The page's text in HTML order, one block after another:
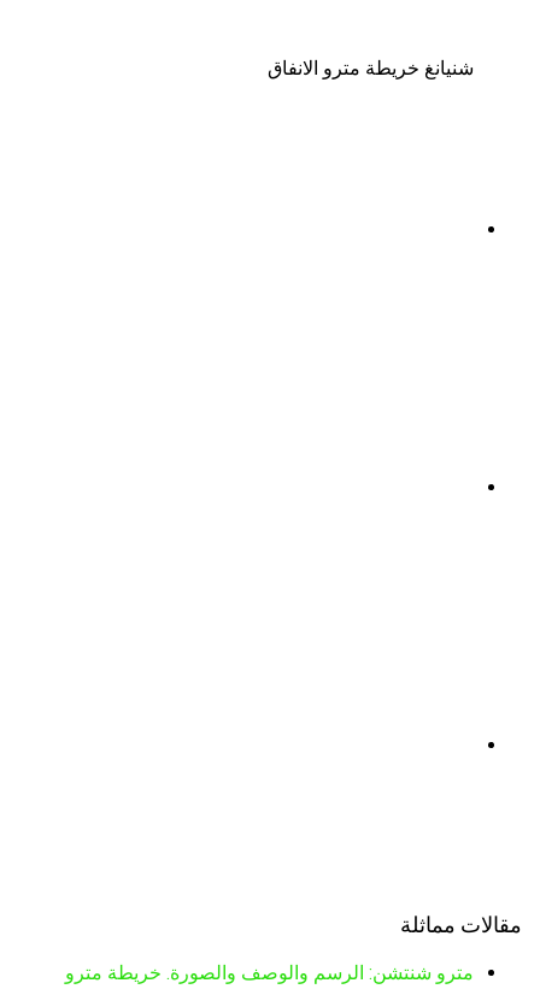
شنيانغ خريطة مترو الانفاق
مقالات مماثلة
مترو شنتشن: الرسم والوصف والصورة. خريطة مترو